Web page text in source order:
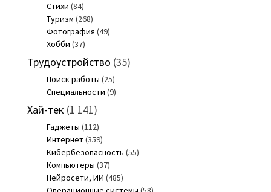
Стихи (84)
Туризм (268)
Фотография (49)
Хобби (37)
Трудоустройство (35)
Поиск работы (25)
Специальности (9)
Хай-тек (1 141)
Гаджеты (112)
Интернет(359)
Кибербезопасность (55)
Компьютеры (37)
Нейросети, ИИ (485)